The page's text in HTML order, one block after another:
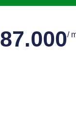
87.000/